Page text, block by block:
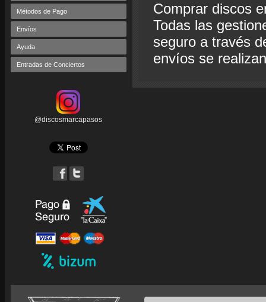
Métodos de Pago
Envíos
Ayuda
Entradas de Conciertos
@discosmarcapasos
Comprar discos
Todas las
seguro a través
envíos se